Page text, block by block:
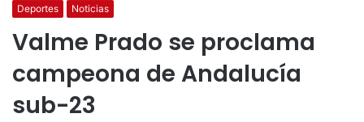
Deportes Noticias
Valme Prado se proclama
campeona de Andalucía
sub-23